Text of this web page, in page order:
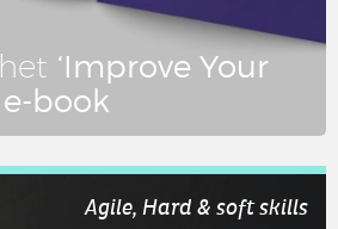
‘Improve Your
e-book
Agile, Hard & soft skills